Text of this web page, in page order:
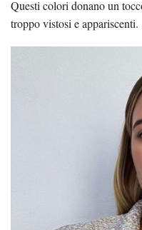
Questi colori donano un
troppo vistosi e appariscenti.